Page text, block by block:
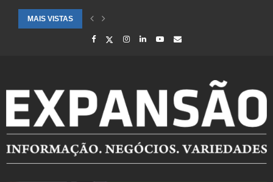
MAIS VISTAS
CIDADES ATENDIDAS PELO SEBRAE RS SÃO DESTAQUE EM